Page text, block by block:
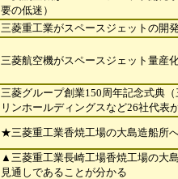
要の低迷）
三菱重工業がスペースジェットの開
三菱航空機がスペースジェット量産
三菱グループ創業150周年記念式典
リンホールディングスなど26社代表
★三菱重工業香焼工場の大島造船所
▲三菱重工業長崎工場香焼工場の大
見通しであることが分かる